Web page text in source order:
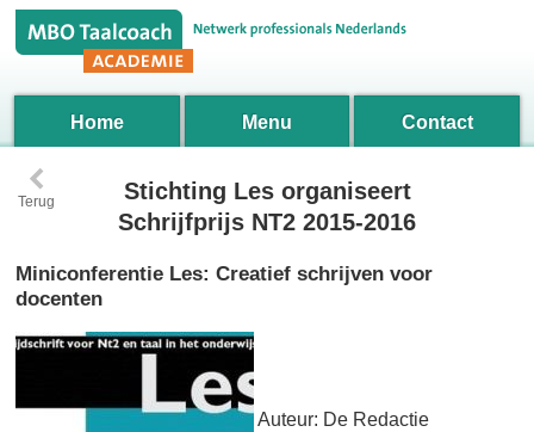
Home Menu Contact
‹
Terug
Stichting Les organiseert
Schrijfprijs NT2 2015-2016
Miniconferentie Les: Creatief schrijven voor
docenten
Auteur: De Redactie